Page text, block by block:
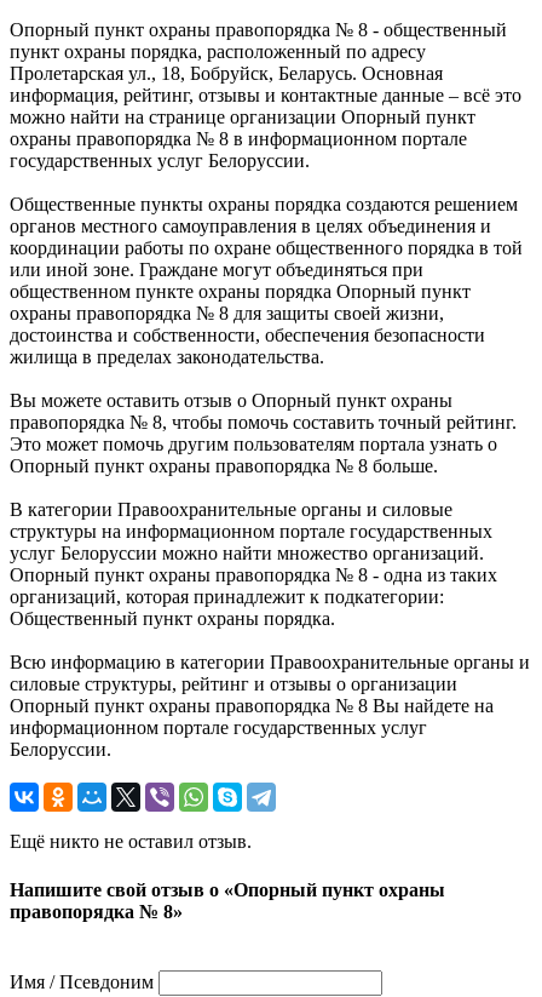
Опорный пункт охраны правопорядка № 8 - общественный
пункт охраны порядка, расположенный по адресу
Пролетарская ул., 18, Бобруйск, Беларусь. Основная
информация, рейтинг, отзывы и контактные данные – всё это
можно найти на странице организации Опорный пункт
охраны правопорядка № 8 в информационном портале
государственных услуг Белоруссии.
Общественные пункты охраны порядка создаются решением
органов местного самоуправления в целях объединения и
координации работы по охране общественного порядка в той
или иной зоне. Граждане могут объединяться при
общественном пункте охраны порядка Опорный пункт
охраны правопорядка № 8 для защиты своей жизни,
достоинства и собственности, обеспечения безопасности
жилища в пределах законодательства.
Вы можете оставить отзыв о Опорный пункт охраны
правопорядка № 8, чтобы помочь составить точный рейтинг.
Это может помочь другим пользователям портала узнать о
Опорный пункт охраны правопорядка № 8 больше.
В категории Правоохранительные органы и силовые
структуры на информационном портале государственных
услуг Белоруссии можно найти множество организаций.
Опорный пункт охраны правопорядка № 8 - одна из таких
организаций, которая принадлежит к подкатегории:
Общественный пункт охраны порядка.
Всю информацию в категории Правоохранительные органы и
силовые структуры, рейтинг и отзывы о организации
Опорный пункт охраны правопорядка № 8 Вы найдете на
информационном портале государственных услуг
Белоруссии.
Ещё никто не оставил отзыв.
Напишите свой отзыв о «Опорный пункт охраны
правопорядка № 8»
Имя / Псевдоним